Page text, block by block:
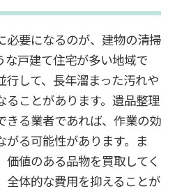
必要になるのが、建物の清掃
な戸建て住宅が多い地域で
行して、長年溜まった汚れや
ることがあります。遺品整理
きる業者であれば、作業の効
る可能性があります。ま
値のある品物を買取してく
全体的な費用を抑えることが